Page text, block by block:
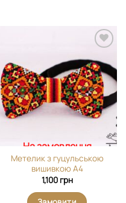
виріб у
вибране
На замовлення
Метелик з гуцульською
вишивкою А4
1,100 грн